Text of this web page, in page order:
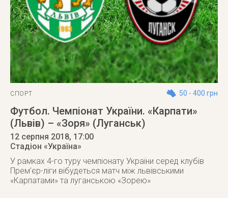
СПОРТ 50 - 400 грн
Футбол. Чемпіонат України. «Карпати»
(Львів) – «Зоря» (Луганськ)
12 серпня 2018, 17:00
Стадіон «Україна»
У рамках 4-го туру чемпіонату України серед клубів
Прем’єр-ліги вібудеться матч між львівськими
«Карпатами» та луганською «Зорею»